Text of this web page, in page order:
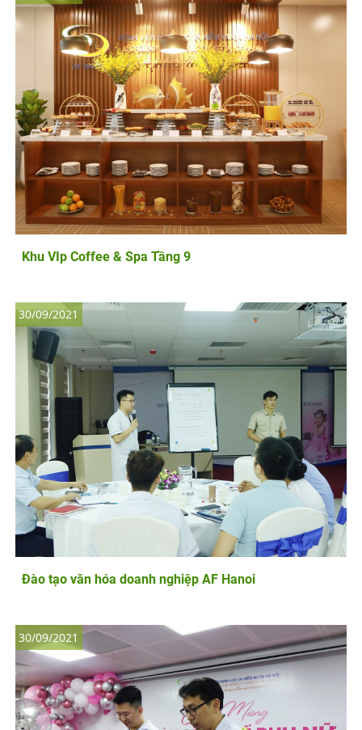
Khu VIp Coffee & Spa Tầng 9
Đào tạo văn hóa doanh nghiệp AF Hanoi
30/09/2021
30/09/2021